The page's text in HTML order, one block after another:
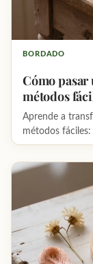
BORDADO
Cómo pasar
métodos
Aprende a
métodos